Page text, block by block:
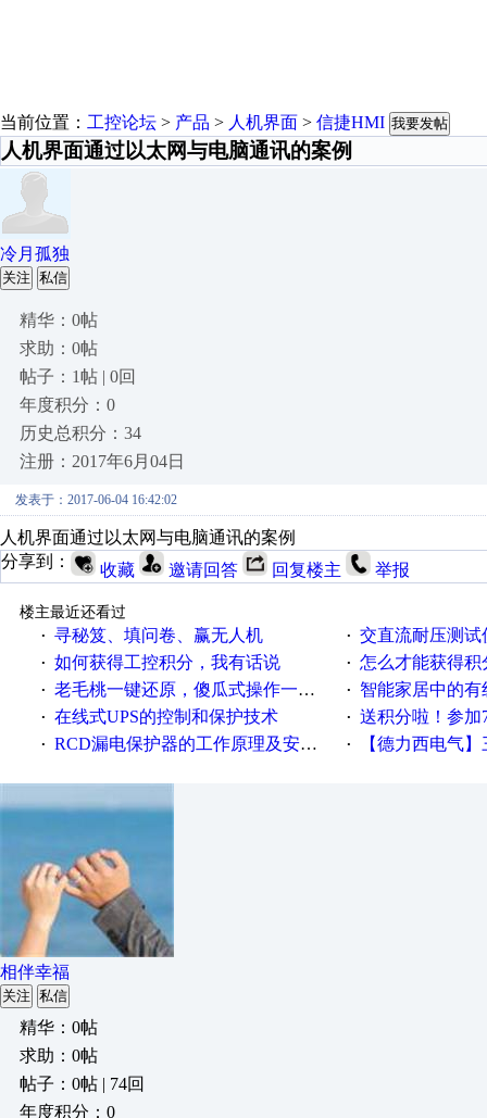
当前位置： 工控论坛 > 产品 > 人机界面 > 信捷HMI 我要发帖
人机界面通过以太网与电脑通讯的案例
冷月孤独
关注 私信
精华：0帖
求助：0帖
帖子：1帖 | 0回
年度积分：0
历史总积分：34
注册：2017年6月04日
发表于：2017-06-04 16:42:02
人机界面通过以太网与电脑通讯的案例
分享到：
收藏 邀请回答 回复楼主 举报
楼主最近还看过
· 寻秘笈、填问卷、赢无人机 · 交直流耐压测
· 如何获得工控积分，我有话说 · 怎么才能获得积
· 老毛桃一键还原，傻瓜式操作一键轻松备份还原；程序为向导式安装，一键即可实现自动备份或还原系统。 · 智能家居中的有
· 在线式UPS的控制和保护技术 · 送积分啦！参加7月6日
· RCD漏电保护器的工作原理及安装要点 · 【德力西电气】三
相伴幸福
关注 私信
精华：0帖
求助：0帖
帖子：0帖 | 74回
年度积分：0